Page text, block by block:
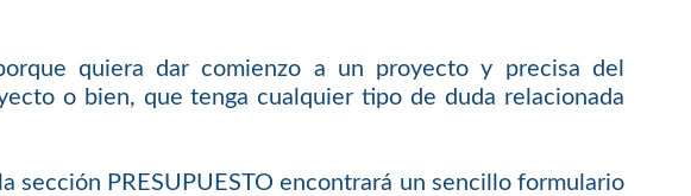
quiera dar comienzo a un proyecto y precisa del
o bien, que tenga cualquier tipo de duda relacionada
sección PRESUPUESTO encontrará un sencillo formulario